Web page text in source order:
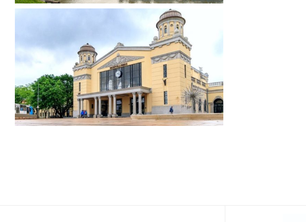
XXI. századi közlekedési
csomóponton dolgoztunk –
Békéscsaba Vasútállomás